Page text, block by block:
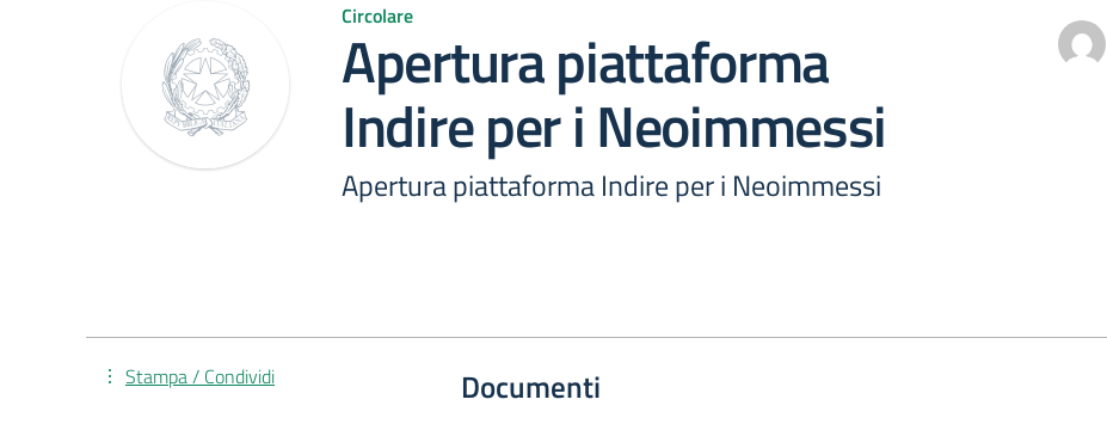
Circolare
Apertura piattaforma
Indire per i Neoimmessi
Apertura piattaforma Indire per i Neoimmessi
Documenti
Stampa / Condividi